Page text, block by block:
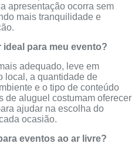
apresentação ocorra sem
mais tranquilidade e
para meu evento?
adequado, leve em
local, a quantidade de
e o tipo de conteúdo
de aluguel costumam oferecer
ajudar na escolha do
ocasião.
eventos ao ar livre?